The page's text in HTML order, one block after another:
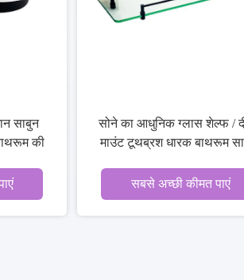
सोने की चादर
उपकरण वाणिज्यिक
सबसे अच्छी